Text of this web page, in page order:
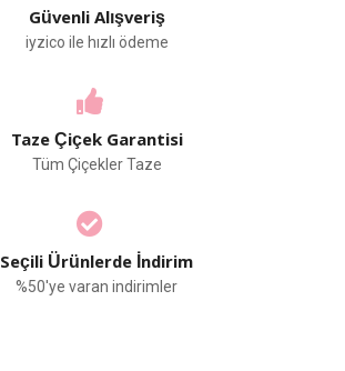
Güvenli Alışveriş
iyzico ile hızlı ödeme
Taze Çiçek Garantisi
Tüm Çiçekler Taze
Seçili Ürünlerde İndirim
%50'ye varan indirimler